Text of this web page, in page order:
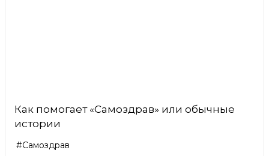
Как помогает «Самоздрав» или обычные
истории
#Самоздрав